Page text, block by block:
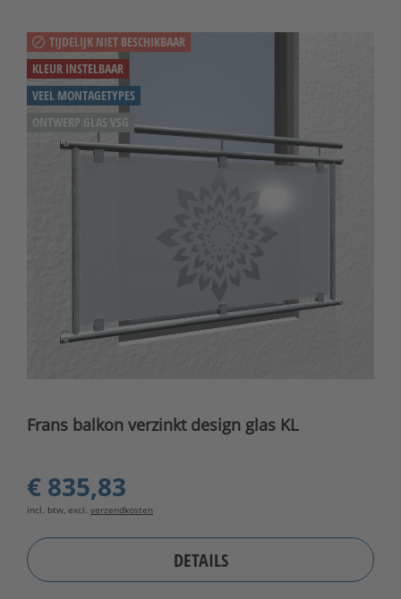
TIJDELIJK NIET BESCHIKBAAR
KLEUR INSTELBAAR
VEEL MONTAGETYPES
ONTWERP GLAS VSG
Frans balkon verzinkt design glas KL
€ 835,83
incl. btw, excl. verzendkosten
DETAILS